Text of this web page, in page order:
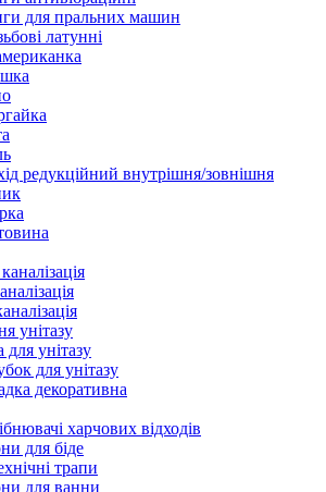
для пральних машин
латунні
редукційний внутрішня/зовнішня
унітазу
для унітазу
для унітазу
декоративна
харчових відходів
для біде
трапи
для ванни